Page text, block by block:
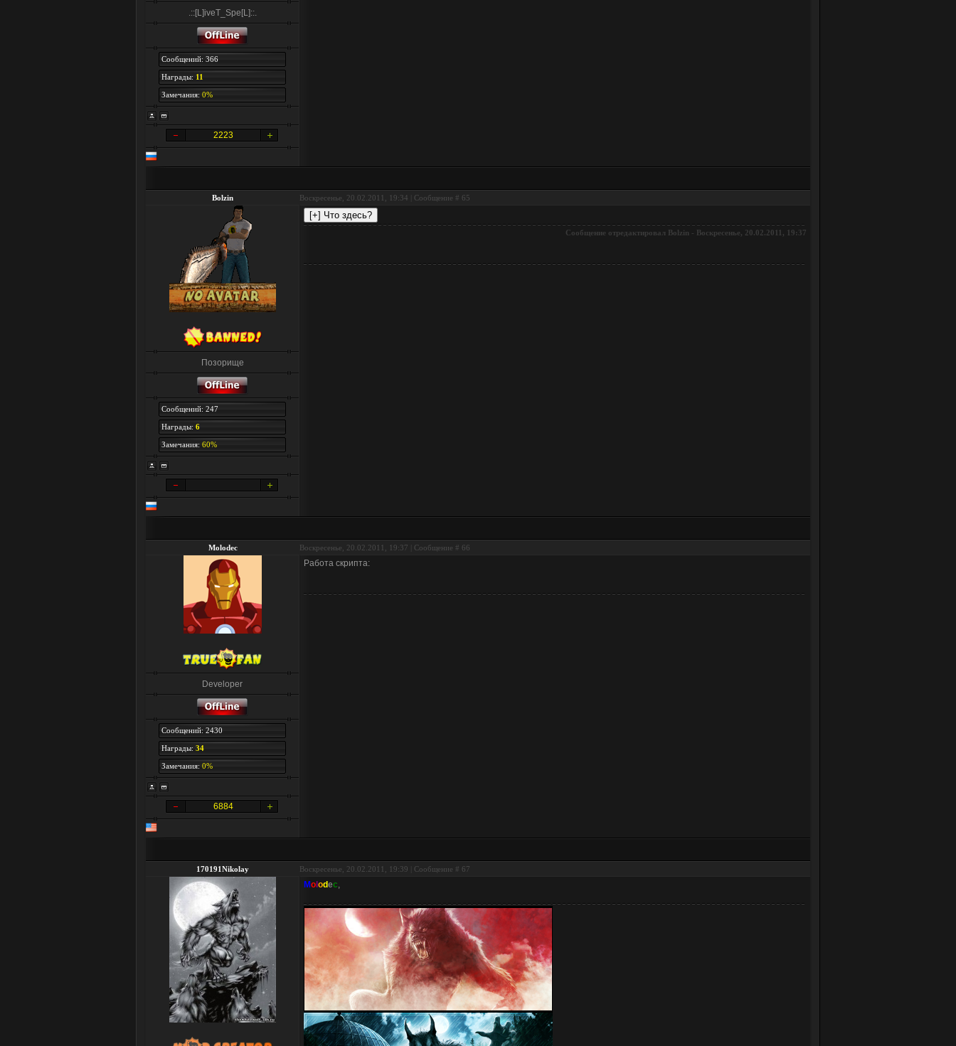
.::[L]iveT_Spe[L]::.
Сообщений: 366
Награды: 11
Замечания: 0%
2223
Bolzin Воскресенье, 20.02.2011, 19:34 | Сообщение # 65
Позорище
Сообщений: 247
Награды: 6
Замечания: 60%
Сообщение отредактировал Bolzin - Воскресенье, 20.02.2011, 19:37
Molodec Воскресенье, 20.02.2011, 19:37 | Сообщение # 66
Developer
Сообщений: 2430
Награды: 34
Замечания: 0%
6884
Работа скрипта:
170191Nikolay Воскресенье, 20.02.2011, 19:39 | Сообщение # 67
Mo odec,